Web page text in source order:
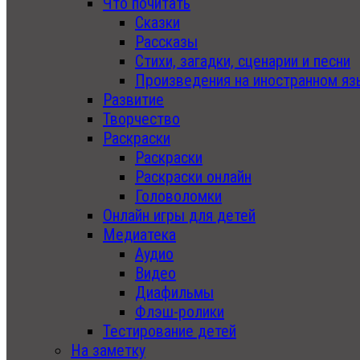
Сказки
Рассказы
Стихи, загадки, сценарии и песни
Произведения на иностранном
Развитие
Творчество
Раскраски
Раскраски
Раскраски онлайн
Головоломки
Онлайн игры для детей
Медиатека
Аудио
Видео
Диафильмы
Флэш-ролики
Тестирование детей
На заметку